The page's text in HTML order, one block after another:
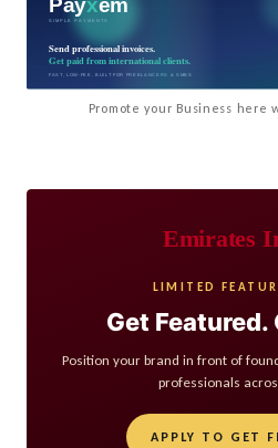
Promote your Business here
Emirates
LIMITED
Get Featured.
Position your brand in front of
professionals
APPLY TO GET